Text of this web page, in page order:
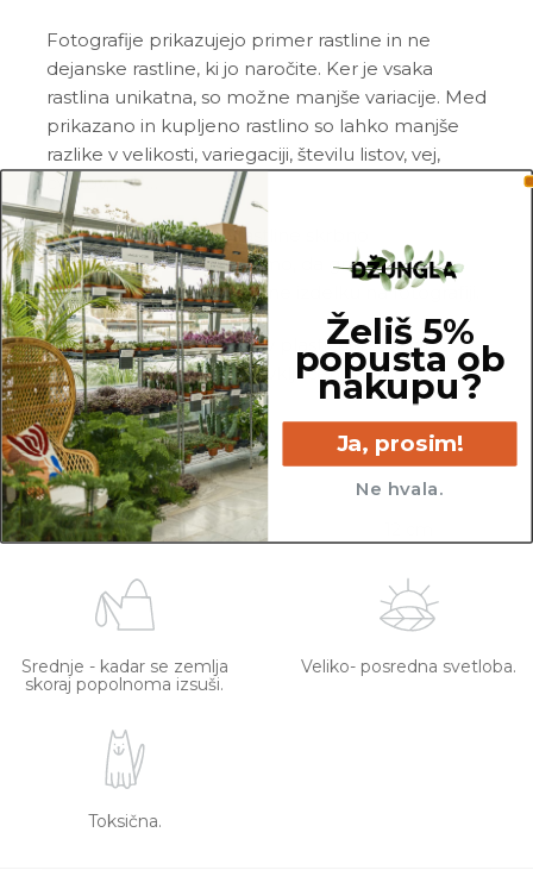
Fotografije prikazujejo primer rastline in ne
dejanske rastline, ki jo naročite. Ker je vsaka
rastlina unikatna, so možne manjše variacije. Med
prikazano in kupljeno rastlino so lahko manjše
razlike v velikosti, variegaciji, številu listov, vej,
cvetov, itd. …
Pred pošiljanjem vse rastline skrbno
pregledamo in zagotovimo, da gredo na pot
zdrave in čim bolj podobne izdelku na fotografiji.
Vse rastline so primarno v plastičnih sadilnih
lončkih. Okrasni lonec ni vključen v ceno.
25 cm
Srednje - kadar se zemlja
skoraj popolnoma izsuši.
Veliko- posredna svetloba.
Toksična.
Želiš 5%
popusta ob
nakupu?
Ja, prosim!
Ne hvala.